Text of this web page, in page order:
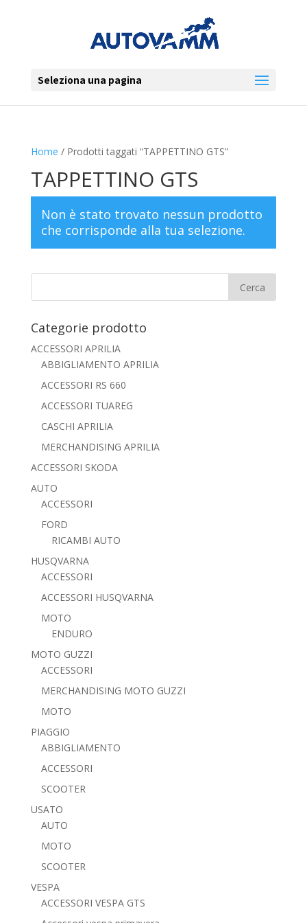
Seleziona una pagina
Home / Prodotti taggati “TAPPETTINO GTS”
TAPPETTINO GTS
Non è stato trovato nessun prodotto
che corrisponde alla tua selezione.
Categorie prodotto
ACCESSORI APRILIA
ABBIGLIAMENTO APRILIA
ACCESSORI RS 660
ACCESSORI TUAREG
CASCHI APRILIA
MERCHANDISING APRILIA
ACCESSORI SKODA
AUTO
ACCESSORI
FORD
RICAMBI AUTO
HUSQVARNA
ACCESSORI
ACCESSORI HUSQVARNA
MOTO
ENDURO
MOTO GUZZI
ACCESSORI
MERCHANDISING MOTO GUZZI
MOTO
PIAGGIO
ABBIGLIAMENTO
ACCESSORI
SCOOTER
USATO
AUTO
MOTO
SCOOTER
VESPA
ACCESSORI VESPA GTS